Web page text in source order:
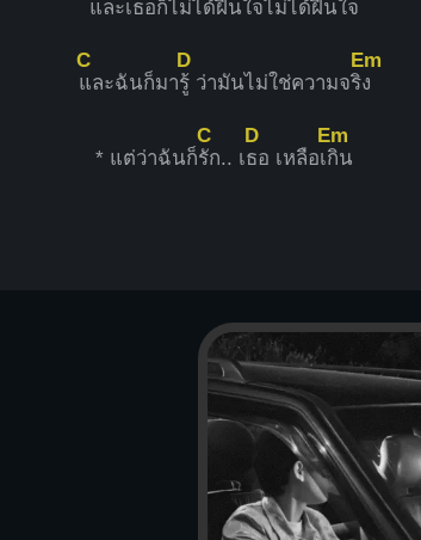
และเธอก็ไม่ได้ฝืนใจไม่ได้ฝืนใจ
C
และฉันก็มา
D
รู้ ว่ามันไม่ใช่ความจริ
Em
ง
* แต่ว่าฉันก็
C
รัก.. เ
D
ธอ เหลือเ
Em
กิน